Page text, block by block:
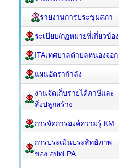
รายงานการประชุมสภา
ระเบียบ/กฏหมายที่เกี่ยวข้อง
ITAเทศบาลตำบลหนองจอก
แผนอัตรากำลัง
งานจัดเก็บรายได้ภาษีและ
สิ่งปลูกสร้าง
การจัดการองค์ความรู้ KM
การประเมินประสิทธิภาพ
ของ อปทLPA